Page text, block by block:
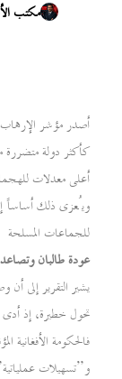
مكتب
أعلى معدلات
ويُعزى ذلك أساساً
للجماعات المسلحة
عودة طالبان
تحول خطيرة، إذ
فالحكومة الأفغانية
و”تسهيلات